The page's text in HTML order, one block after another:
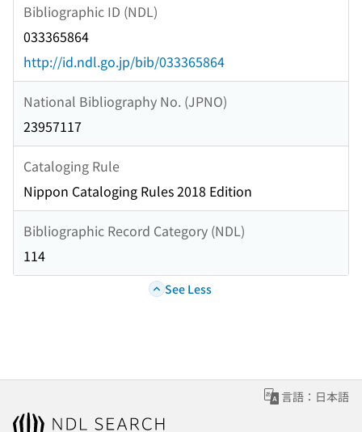
Bibliographic ID (NDL)
033365864
http://id.ndl.go.jp/bib/033365864
National Bibliography No. (JPNO)
23957117
Cataloging Rule
Nippon Cataloging Rules 2018 Edition
Bibliographic Record Category (NDL)
114
See Less
言語：日本語